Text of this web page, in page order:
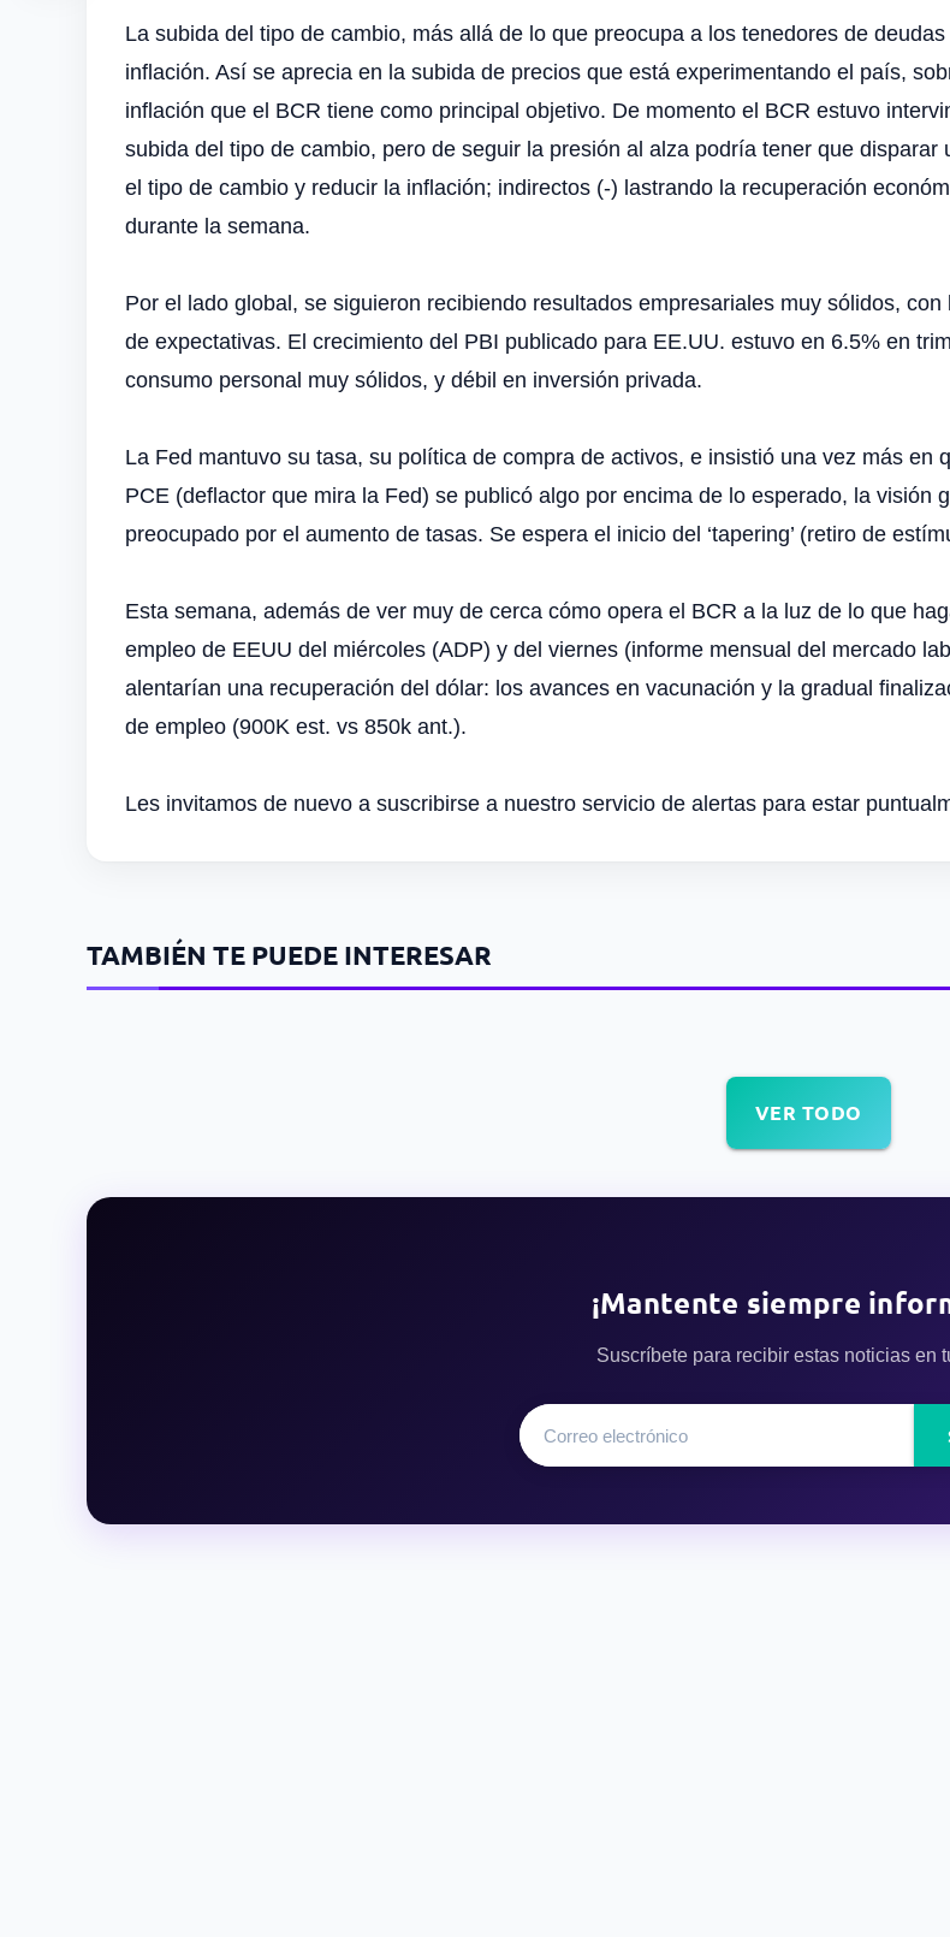
La subida del tipo de cambio, más allá de lo que preocupa a los tenedores de
inflación. Así se aprecia en la subida de precios que está experimentando el país,
inflación que el BCR tiene como principal objetivo. De momento el BCR estuvo
subida del tipo de cambio, pero de seguir la presión al alza podría tener que
el tipo de cambio y reducir la inflación; indirectos (-) lastrando la recuperación
durante la semana.
Por el lado global, se siguieron recibiendo resultados empresariales muy sólidos,
de expectativas. El crecimiento del PBI publicado para EE.UU. estuvo en 6.5% en
consumo personal muy sólidos, y débil en inversión privada.
La Fed mantuvo su tasa, su política de compra de activos, e insistió una vez más en
PCE (deflactor que mira la Fed) se publicó algo por encima de lo esperado, la visión
preocupado por el aumento de tasas. Se espera el inicio del ‘tapering’ (retiro de
Esta semana, además de ver muy de cerca cómo opera el BCR a la luz de lo que
empleo de EEUU del miércoles (ADP) y del viernes (informe mensual del mercado
alentarían una recuperación del dólar: los avances en vacunación y la gradual
de empleo (900K est. vs 850k ant.).
Les invitamos de nuevo a suscribirse a nuestro servicio de alertas para estar
TAMBIÉN TE PUEDE INTERESAR
VER TODO
¡Mantente siempre
Suscríbete para recibir estas noticias en